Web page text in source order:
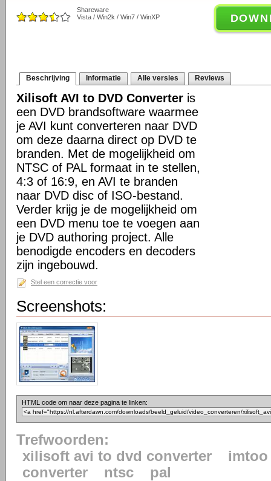
Shareware
Vista / Win2k / Win7 / WinXP
Beschrijving Informatie Alle versies Reviews
Xilisoft AVI to DVD Converter is
een DVD brandsoftware waarmee
je AVI kunt converteren naar DVD
om deze daarna direct op DVD te
branden. Met de mogelijkheid om
NTSC of PAL formaat in te stellen,
4:3 of 16:9, en AVI te branden
naar DVD disc of ISO-bestand.
Verder krijg je de mogelijkheid om
een DVD menu toe te voegen aan
je DVD authoring project. Alle
benodigde encoders en decoders
zijn ingebouwd.
Stel een correctie voor
Screenshots:
HTML code om naar deze pagina te linken:
Trefwoorden:
xilisoft avi to dvd converter
imtoo
converter
ntsc pal